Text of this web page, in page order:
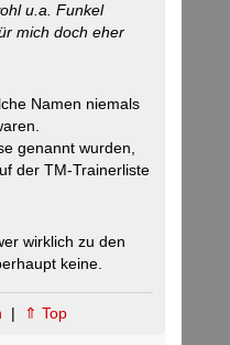
u.a. Funkel
mich doch eher
Namen niemals
genannt wurden,
der TM-Trainerliste
wirklich zu den
keine.
| ⇑ Top